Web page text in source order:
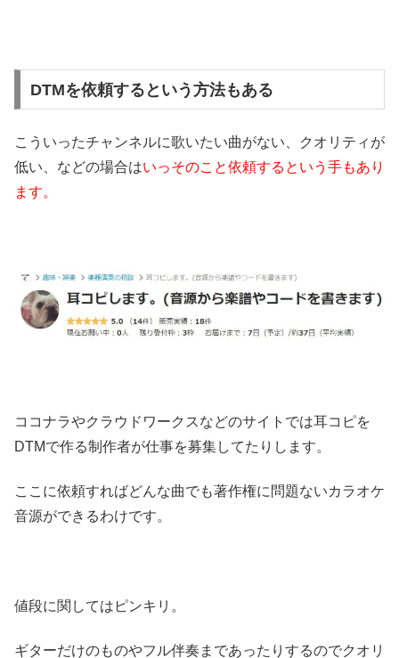
DTMを依頼するという方法もある
こういったチャンネルに歌いたい曲がない、クオリティが
低い、などの場合はいっそのこと依頼するという手もあり
ます。
ココナラやクラウドワークスなどのサイトでは耳コピを
DTMで作る制作者が仕事を募集してたりします。
ここに依頼すればどんな曲でも著作権に問題ないカラオケ
音源ができるわけです。
値段に関してはピンキリ。
ギターだけのものやフル伴奏まであったりするのでクオリ